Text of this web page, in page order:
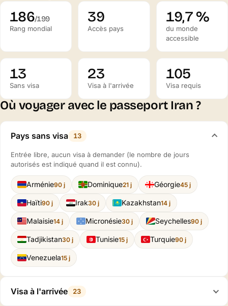
186/199
Rang mondial
39
Accès pays
19,7 %
du monde
accessible
13
Sans visa
23
Visa à l'arrivée
105
Visa requis
Où voyager avec le passeport Iran ?
Pays sans visa 13
Entrée libre, aucun visa à demander (le nombre de jours
autorisés est indiqué quand il est connu).
Arménie90 j Dominique21 j Géorgie45 j
Haïti90 j Irak30 j Kazakhstan14 j
Malaisie14 j Micronésie30 j Seychelles90 j
Tadjikistan30 j Tunisie15 j Turquie90 j
Venezuela15 j
Visa à l'arrivée 23